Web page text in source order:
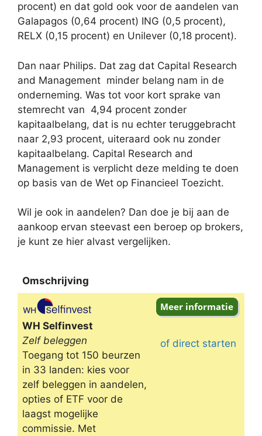
procent) en dat gold ook voor de aandelen van
Galapagos (0,64 procent) ING (0,5 procent),
RELX (0,15 procent) en Unilever (0,18 procent).
Dan naar Philips. Dat zag dat Capital Research
and Management minder belang nam in de
onderneming. Was tot voor kort sprake van
stemrecht van 4,94 procent zonder
kapitaalbelang, dat is nu echter teruggebracht
naar 2,93 procent, uiteraard ook nu zonder
kapitaalbelang. Capital Research and
Management is verplicht deze melding te doen
op basis van de Wet op Financieel Toezicht.
Wil je ook in aandelen? Dan doe je bij aan de
aankoop ervan steevast een beroep op brokers,
je kunt ze hier alvast vergelijken.
Omschrijving
Omschrijving
WH Selfinvest
Zelf beleggen
Toegang tot 150 beurzen
in 33 landen: kies voor
zelf beleggen in aandelen,
opties of ETF voor de
laagst mogelijke
commissie. Met
of direct starten